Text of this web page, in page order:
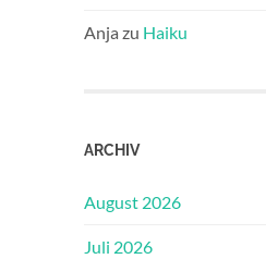
Anja zu Haiku
ARCHIV
August 2026
Juli 2026